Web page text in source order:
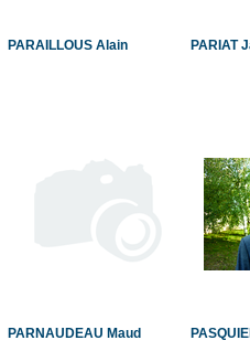
PARAILLOUS Alain PARIAT
PARNAUDEAU Maud